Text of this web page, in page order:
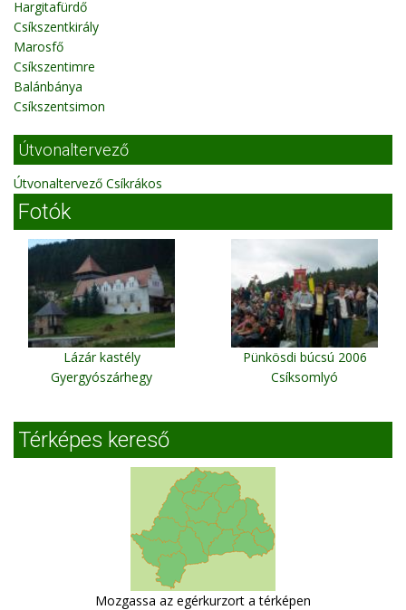
Hargitafürdő
Csíkszentkirály
Marosfő
Csíkszentimre
Balánbánya
Csíkszentsimon
Útvonaltervező
Útvonaltervező Csíkrákos
Fotók
Lázár kastély
Gyergyószárhegy
Pünkösdi búcsú 2006
Csíksomlyó
Térképes kereső
Mozgassa az egérkurzort a térképen